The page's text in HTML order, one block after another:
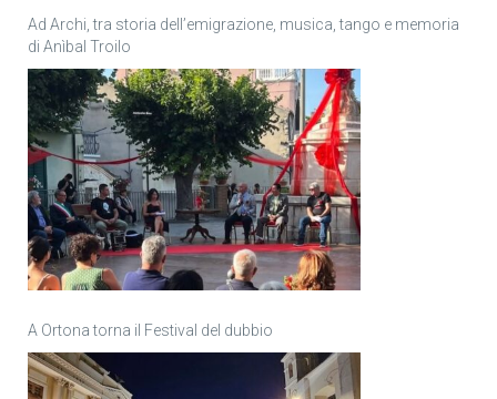
Ad Archi, tra storia dell’emigrazione, musica, tango e memoria
di Anìbal Troilo
A Ortona torna il Festival del dubbio